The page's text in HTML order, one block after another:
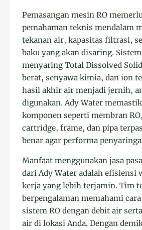
Pemasangan mesin RO
pemahaman teknis mendalam
tekanan air, kapasitas filtrasi,
baku yang akan disaring.
menyaring Total Dissolved
berat, senyawa kimia, dan ion
hasil akhir air menjadi jernih,
digunakan. Ady Water
komponen seperti membran
cartridge, frame, dan pipa
benar agar performa
Manfaat menggunakan jasa
dari Ady Water adalah efisiensi
kerja yang lebih terjamin. Tim
berpengalaman memahami
sistem RO dengan debit air
air di lokasi Anda. Dengan